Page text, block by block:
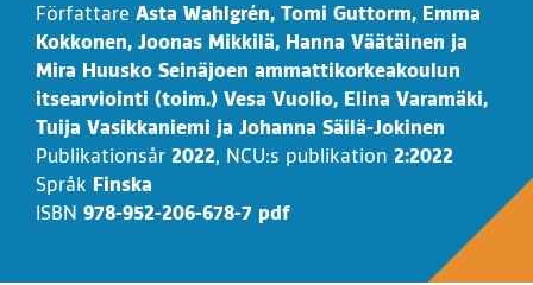
Författare Asta Wahlgrén, Tomi Guttorm, Emma
Kokkonen, Joonas Mikkilä, Hanna Väätäinen ja
Mira Huusko Seinäjoen ammattikorkeakoulun
itsearviointi (toim.) Vesa Vuolio, Elina Varamäki,
Tuija Vasikkaniemi ja Johanna Säilä-Jokinen
Publikationsår 2022, NCU:s publikation 2:2022
Språk Finska
ISBN 978-952-206-678-7 pdf